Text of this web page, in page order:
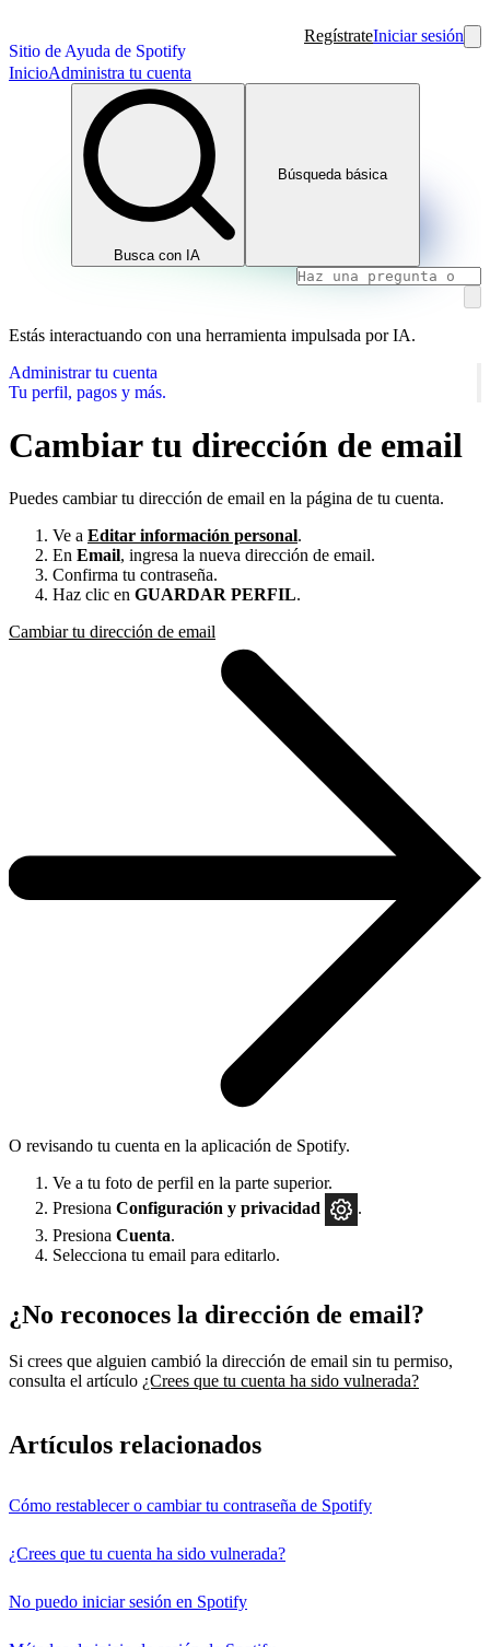
Sitio de Ayuda de Spotify
RegístrateIniciar sesión
InicioAdministra tu cuenta
Busca con IA
Búsqueda básica
Estás interactuando con una herramienta impulsada por IA.
Administrar tu cuenta
Tu perfil, pagos y más.
Cambiar tu dirección de email
Puedes cambiar tu dirección de email en la página de tu cuenta.
Ve a Editar información personal.
En Email, ingresa la nueva dirección de email.
Confirma tu contraseña.
Haz clic en GUARDAR PERFIL.
Cambiar tu dirección de email
O revisando tu cuenta en la aplicación de Spotify.
Ve a tu foto de perfil en la parte superior.
Presiona Configuración y privacidad
.
Presiona Cuenta.
Selecciona tu email para editarlo.
¿No reconoces la dirección de email?
Si crees que alguien cambió la dirección de email sin tu permiso,
consulta el artículo ¿Crees que tu cuenta ha sido vulnerada?
Artículos relacionados
Cómo restablecer o cambiar tu contraseña de Spotify
¿Crees que tu cuenta ha sido vulnerada?
No puedo iniciar sesión en Spotify